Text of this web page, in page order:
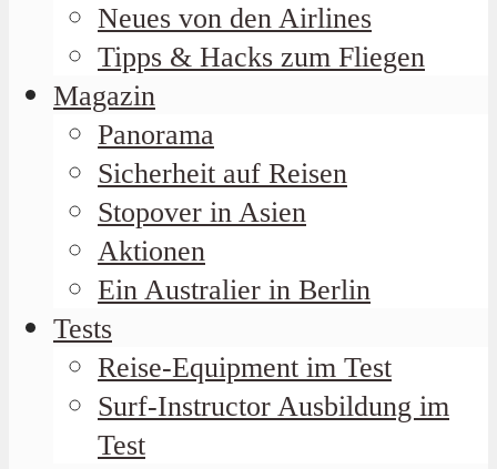
Neues von den Airlines
Tipps & Hacks zum Fliegen
Magazin
Panorama
Sicherheit auf Reisen
Stopover in Asien
Aktionen
Ein Australier in Berlin
Tests
Reise-Equipment im Test
Surf-Instructor Ausbildung im
Test